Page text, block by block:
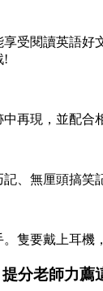
受閱讀英語好
!
再現，並配合
、無厘頭搞笑
隻要戴上耳機
分老師力薦